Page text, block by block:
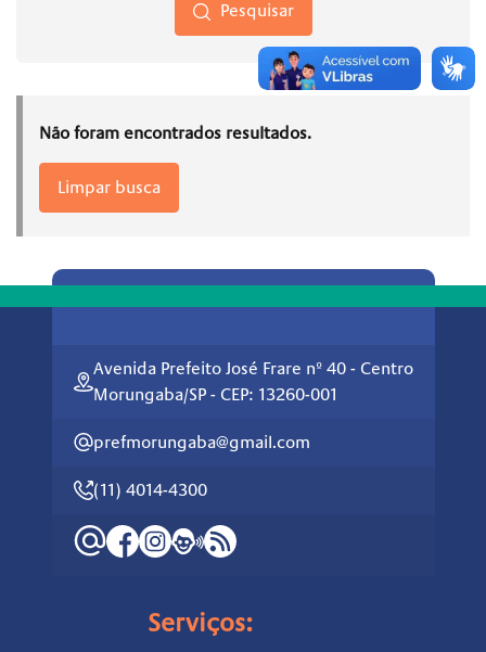
Pesquisar
Não foram encontrados resultados.
Limpar busca
Avenida Prefeito José Frare nº 40 - Centro
Morungaba/SP - CEP: 13260-001
prefmorungaba@gmail.com
(11) 4014-4300
Serviços: